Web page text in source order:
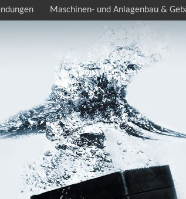
Maschinen- und Anlagenbau &